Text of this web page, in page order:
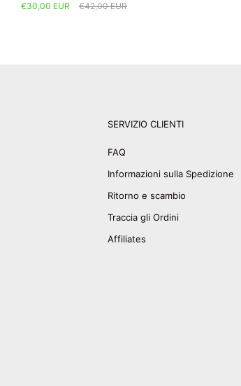
€30,00 EUR
€42,00 EUR
SERVIZIO CLIENTI
FAQ
Informazioni sulla Spedizione
Ritorno e scambio
Traccia gli Ordini
Affiliates